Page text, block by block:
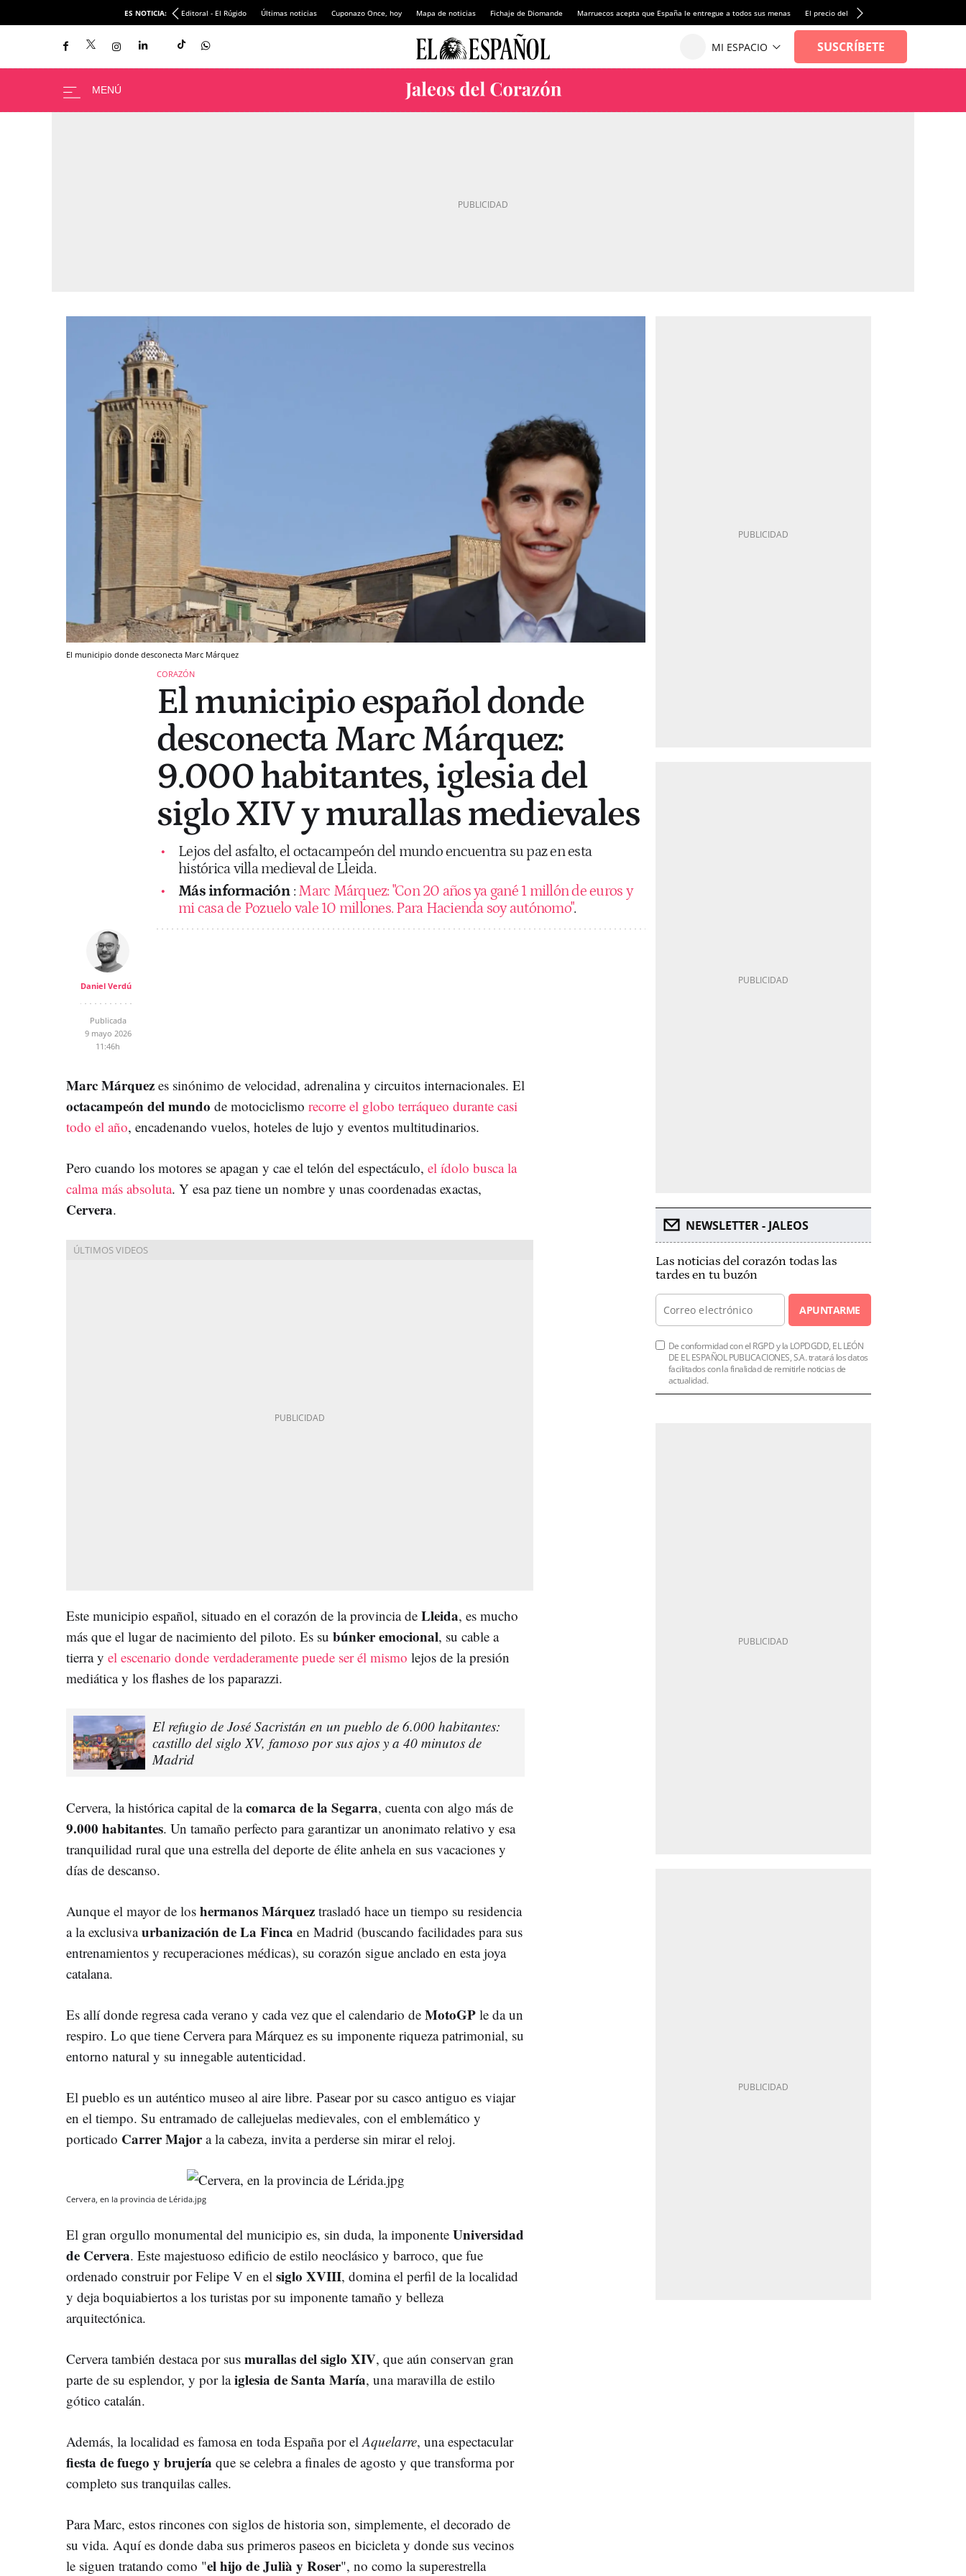
ES NOTICIA: Editoral - El Rúgido Últimas noticias Cuponazo Once, hoy Mapa de noticias Fichaje de Diomande Marruecos acepta que España le entregue a todos sus menas El precio del alquiler de vivienda baja por
El municipio donde desconecta Marc Márquez
CORAZÓN
El municipio español donde
desconecta Marc Márquez:
9.000 habitantes, iglesia del
siglo XIV y murallas medievales
Lejos del asfalto, el octacampeón del mundo encuentra su paz en esta
histórica villa medieval de Lleida.
Más información : Marc Márquez: "Con 20 años ya gané 1 millón de euros y
mi casa de Pozuelo vale 10 millones. Para Hacienda soy autónomo".
Daniel Verdú
Publicada
9 mayo 2026
11:46h
Marc Márquez es sinónimo de velocidad, adrenalina y circuitos internacionales. El
octacampeón del mundo de motociclismo recorre el globo terráqueo durante casi
todo el año, encadenando vuelos, hoteles de lujo y eventos multitudinarios.
Pero cuando los motores se apagan y cae el telón del espectáculo, el ídolo busca la
calma más absoluta. Y esa paz tiene un nombre y unas coordenadas exactas,
Cervera.
Este municipio español, situado en el corazón de la provincia de Lleida, es mucho
más que el lugar de nacimiento del piloto. Es su búnker emocional, su cable a
tierra y el escenario donde verdaderamente puede ser él mismo lejos de la presión
mediática y los flashes de los paparazzi.
El refugio de José Sacristán en un pueblo de 6.000 habitantes:
castillo del siglo XV, famoso por sus ajos y a 40 minutos de
Madrid
Cervera, la histórica capital de lacomarca de la Segarra, cuenta con algo más de
9.000 habitantes. Un tamaño perfecto para garantizar un anonimato relativo y esa
tranquilidad rural que una estrella del deporte de élite anhela en sus vacaciones y
días de descanso.
Aunque el mayor de los hermanos Márquez trasladó hace un tiempo su residencia
a la exclusivaurbanización de La Finca en Madrid (buscando facilidades para sus
entrenamientos y recuperaciones médicas), su corazón sigue anclado en esta joya
catalana.
Es allí donde regresa cada verano y cada vez que el calendario de MotoGP le da un
respiro. Lo que tiene Cervera para Márquez es su imponente riqueza patrimonial, su
entorno natural y su innegable autenticidad.
El pueblo es un auténtico museo al aire libre. Pasear por su casco antiguo es viajar
en el tiempo. Su entramado de callejuelas medievales, con el emblemático y
porticado Carrer Majora la cabeza, invita a perderse sin mirar el reloj.
Cervera, en la provincia de Lérida.jpg
El gran orgullo monumental del municipio es, sin duda, la imponente Universidad
de Cervera. Este majestuoso edificio de estilo neoclásico y barroco, que fue
ordenado construir por Felipe V en el siglo XVIII, domina el perfil de la localidad
y deja boquiabiertos a los turistas por su imponente tamaño y belleza
arquitectónica.
Cervera también destaca por sus murallas del siglo XIV, que aún conservan gran
parte de su esplendor, y por laiglesia de Santa María, una maravilla de estilo
gótico catalán.
Además, la localidad es famosa en toda España por el Aquelarre, una espectacular
fiesta de fuego y brujería que se celebra a finales de agosto y que transforma por
completo sus tranquilas calles.
Para Marc, estos rincones con siglos de historia son, simplemente, el decorado de
su vida. Aquí es donde daba sus primeros paseos en bicicleta y donde sus vecinos
le siguen tratando como "el hijo de Julià y Roser", no como la superestrella
NEWSLETTER - JALEOS
Las noticias del corazón todas las
tardes en tu buzón
APUNTARME
De conformidad con el RGPD y la LOPDGDD, EL LEÓN
DE EL ESPAÑOL PUBLICACIONES, S.A. tratará los datos
facilitados con la finalidad de remitirle noticias de
actualidad.